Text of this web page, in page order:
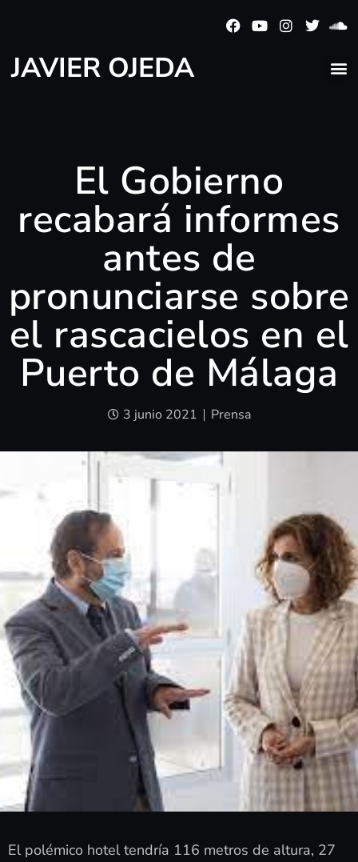
JAVIER OJEDA
El Gobierno
recabará informes
antes de
pronunciarse sobre
el rascacielos en el
Puerto de Málaga
3 junio 2021 Prensa
El polémico hotel tendría 116 metros de altura, 27